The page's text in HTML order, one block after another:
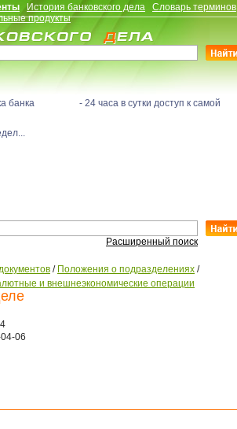
История банковского дела
Словарь терминов
продукты
банка - 24 часа в сутки доступ к самой
Расширенный поиск
/ Положения о подразделениях /
и внешнеэкономические операции
06